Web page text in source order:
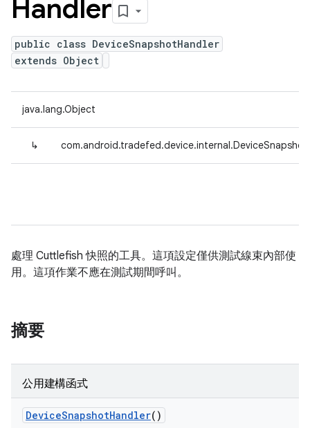
Handler
public class DeviceSnapshotHandler
extends Object
java.lang.Object
↳
處理 Cuttlefish 快照的工具。這項設定僅供測試線束內部使
用。這項作業不應在測試期間呼叫。
摘要
公用建構函式
DeviceSnapshotHandler()